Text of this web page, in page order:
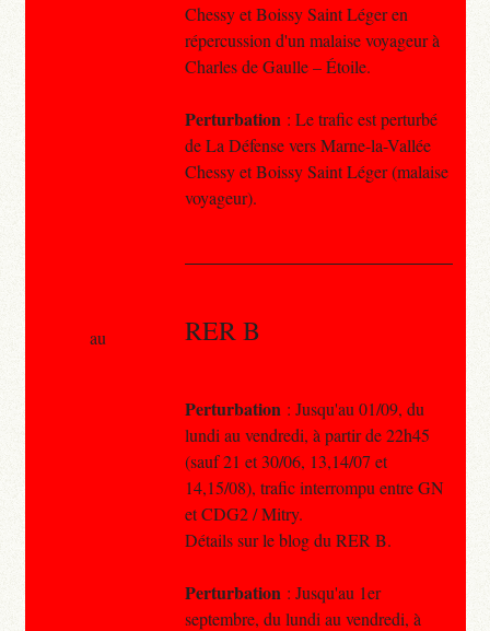
Chessy et Boissy Saint Léger en
répercussion d'un malaise voyageur à
Charles de Gaulle – Étoile.
Perturbation : Le trafic est perturbé
de La Défense vers Marne-la-Vallée
Chessy et Boissy Saint Léger (malaise
voyageur).
RER B
Perturbation : Jusqu'au 01/09, du
lundi au vendredi, à partir de 22h45
(sauf 21 et 30/06, 13,14/07 et
14,15/08), trafic interrompu entre GN
et CDG2 / Mitry.
Détails sur le blog du RER B.
Perturbation : Jusqu'au 1er
septembre, du lundi au vendredi, à
au